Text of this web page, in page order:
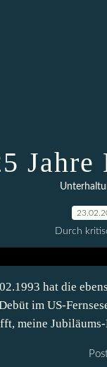
Jahre
Durch
hat die
im US-
meine Jubiläums-